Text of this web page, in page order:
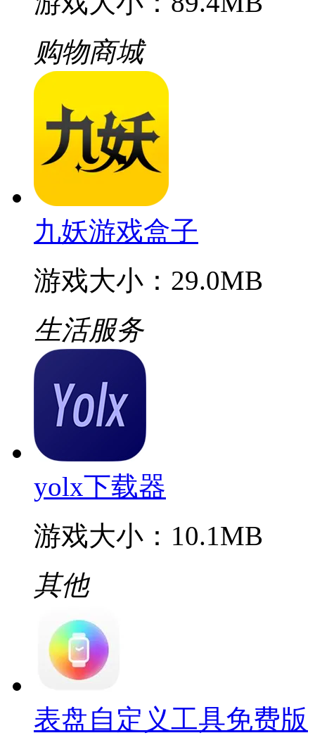
购物商城
九妖游戏盒子
游戏大小：29.0MB
生活服务
yolx下载器
游戏大小：10.1MB
其他
表盘自定义工具免费版